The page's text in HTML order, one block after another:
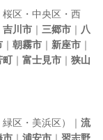
桜区・中央区・西
吉川市 ｜ 三郷市 ｜ 八
｜ 朝霧市 ｜ 新座市 ｜
町｜ 富士見市 ｜ 狭山
区・美浜区）｜ 流